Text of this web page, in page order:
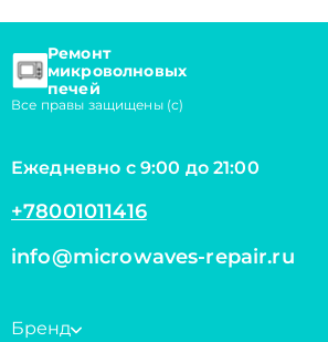
Ремонт
микроволновых
печей
Все правы защищены (с)
Ежедневно с 9:00 до 21:00
+78001011416
info@microwaves-repair.ru
Бренд